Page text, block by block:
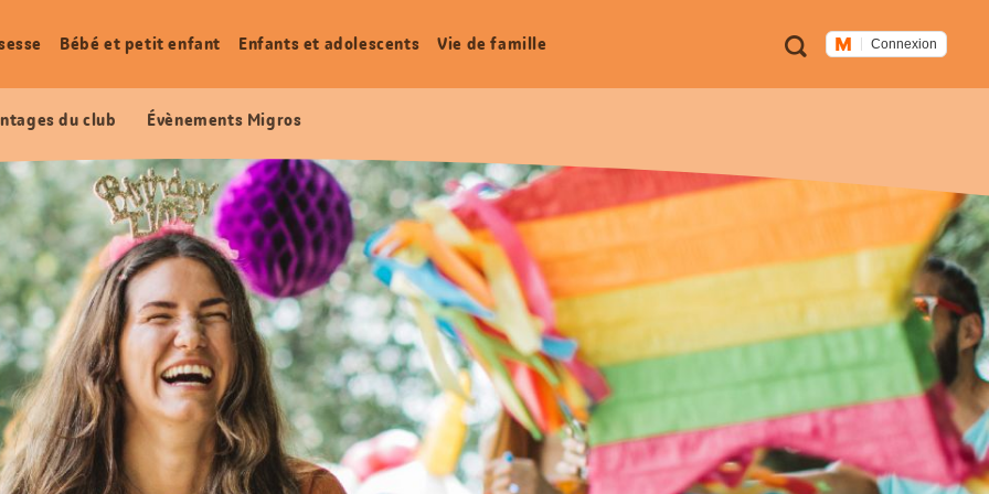
Métanavigation
RechercheConnexion
Bébé et petit enfant Enfants et adolescents Vie de famille
du club Évènements Migros